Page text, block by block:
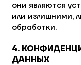
они являются
или излишними,
обработки.
4.
ДАННЫХ